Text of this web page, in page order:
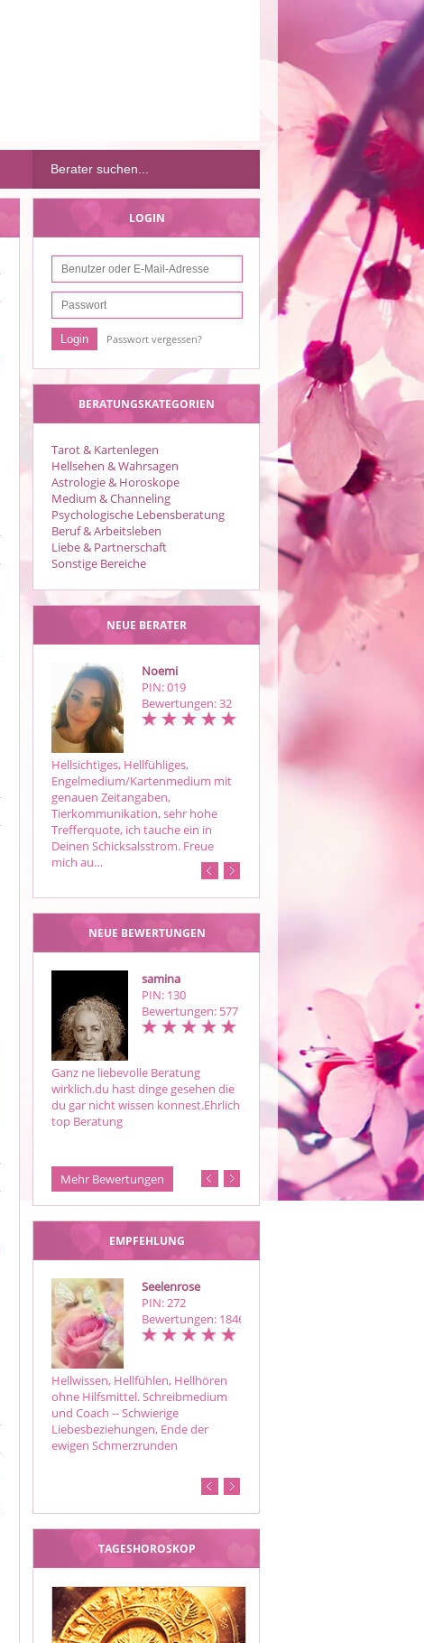
LOGIN
Passwort vergessen?
BERATUNGSKATEGORIEN
Tarot & Kartenlegen
Hellsehen & Wahrsagen
Astrologie & Horoskope
Medium & Channeling
Psychologische Lebensberatung
Beruf & Arbeitsleben
Liebe & Partnerschaft
Sonstige Bereiche
NEUE BERATER
Noemi
PIN: 019
Bewertungen: 32
Hellsichtiges, Hellfühliges,
Engelmedium/Kartenmedium mit
genauen Zeitangaben,
Tierkommunikation, sehr hohe
Trefferquote, ich tauche ein in
Deinen Schicksalsstrom. Freue
mich au…
TZILO TATI
*Bist Du bereit? Bereit für die
Wahrheit?*!!!KEINE
NEUE BEWERTUNGEN
samina
PIN: 130
Bewertungen: 577
Ganz ne liebevolle Beratung
wirklich.du hast dinge gesehen die
du gar nicht wissen konnest.Ehrlich
top Beratung
PIN: 130
Bewertungen:
Liebe Samina, Ich bin sehr froh
dankbar für deine Beratungen,
deine Aussagen sind hilfreich,
aufschlussreich und professionell.
Mehr Bewertungen
EMPFEHLUNG
Seelenrose
PIN: 272
Bewertungen: 1846
Hellwissen, Hellfühlen, Hellhören
ohne Hilfsmittel. Schreibmedium
und Coach -- Schwierige
Liebesbeziehungen, Ende der
ewigen Schmerzrunden
TAGESHOROSKOP